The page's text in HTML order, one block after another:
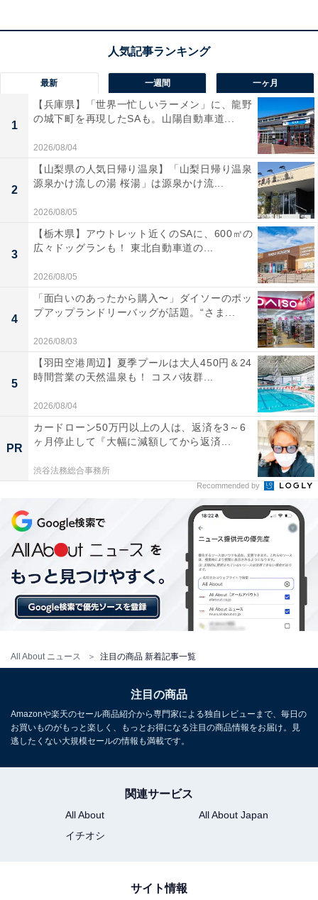
All About ニュース 注目の商品 新着記事一覧
最新 一週間 一ヶ月
1
【兵庫県】「世界一忙しいラーメン」に、龍野
の城下町を再現したSAも。山陽自動車道...
2026/08/04
2
【山梨県の人気日帰り温泉】「山梨日帰り温泉
源泉かけ流しの湯 桜湯」は源泉かけ流...
2026/08/05
3
【栃木県】アウトレット近くのSAに、600㎡の
広々ドッグランも！ 東北自動車道の...
2026/08/05
4
「面白いのあったから購入〜」ダイソーのポッ
プアップランドリーバッグが話題。“さま...
2026/08/03
5
【羽田空港周辺】夏季プールは大人450円＆24
時間営業の天然温泉も！ コスパ抜群...
2026/08/04
PR
カードローン50万円以上の人は、返済を3～6
ヶ月停止して『大幅に減額してから返済...
渋谷法務総合事務所
Recommended by
注目の商品
Amazonや楽天のセール商品紹介から専門家による独自レビューまで、毎日の
お買いものがもっと楽しく、もっとお得になる注目の商品情報をお届け。見
逃したくない大規模セールの情報も満載です。
関連サービス
All About
All About Japan
イチオシ
サイト情報